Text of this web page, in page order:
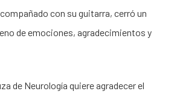
con su guitarra, cerró un
de emociones, agradecimientos y
de Neurología quiere agradecer el